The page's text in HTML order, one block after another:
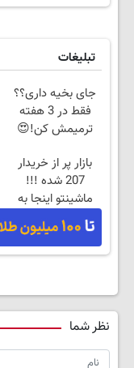
تبلیغات
جای بخیه داری؟؟
فقط در 3 هفته
ترمیمش کن!😍
بازار پر از خریدار
207 شده !!!
ماشینتو اینجا به
راحتی بفروش
نظر شما